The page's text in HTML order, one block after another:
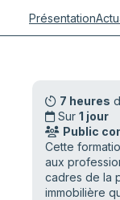
Présentation
7 heures
Sur 1 jour
Public
Cette
aux
cadres de la
immobilière